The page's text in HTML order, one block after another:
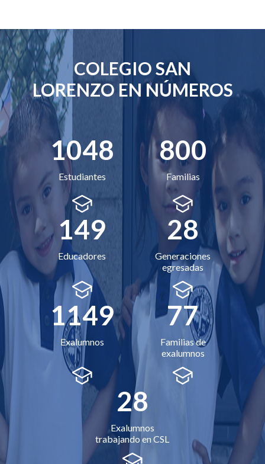
COLEGIO SAN
LORENZO EN NÚMEROS
1048
Estudiantes
800
Familias
149
Educadores
28
Generaciones
egresadas
1149
Exalumnos
77
Familias de
exalumnos
28
Exalumnos
trabajando en CSL